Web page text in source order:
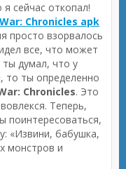
сейчас откопал!
Chronicles apk
просто взорвалось
все, что может
думал, что у
то ты определенно
Chronicles. Это
Теперь,
поинтересоваться,
«Извини, бабушка,
монстров и